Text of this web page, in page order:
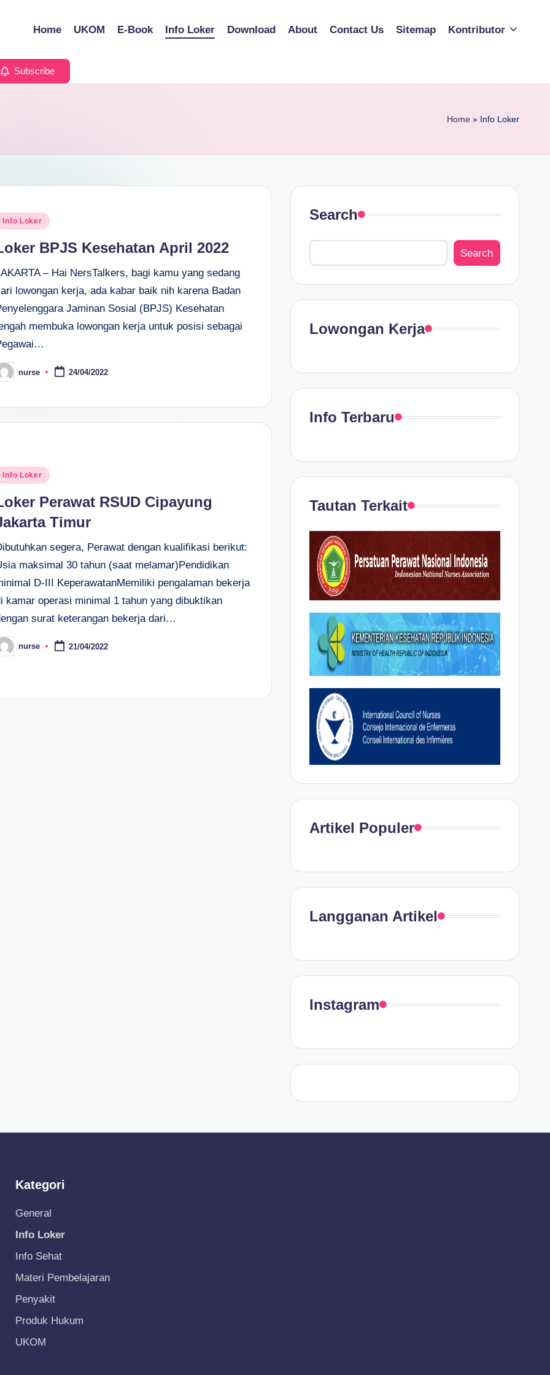
Home UKOM E-Book Info Loker Download About Contact Us Sitemap Kontributor
Subscribe
Home » Info Loker
Info Loker
BPJS Kesehatan April 2022
– Hai NersTalkers, bagi kamu yang sedang
lowongan kerja, ada kabar baik nih karena Badan
Jaminan Sosial (BPJS) Kesehatan
membuka lowongan kerja untuk posisi sebagai
nurse 24/04/2022
Info Loker
Perawat RSUD Cipayung
Timur
segera, Perawat dengan kualifikasi berikut:
maksimal 30 tahun (saat melamar)Pendidikan
D-III KeperawatanMemiliki pengalaman bekerja
kamar operasi minimal 1 tahun yang dibuktikan
surat keterangan bekerja dari…
nurse 21/04/2022
Search
Search
Lowongan Kerja
Info Terbaru
Tautan Terkait
Artikel Populer
Langganan Artikel
Instagram
Kategori
General
Info Loker
Info Sehat
Materi Pembelajaran
Penyakit
Produk Hukum
UKOM